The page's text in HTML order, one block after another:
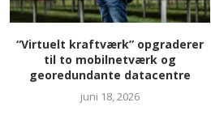
“Virtuelt kraftværk” opgraderer
til to mobilnetværk og
georedundante datacentre
juni 18, 2026